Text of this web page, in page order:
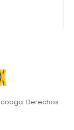
Derechos